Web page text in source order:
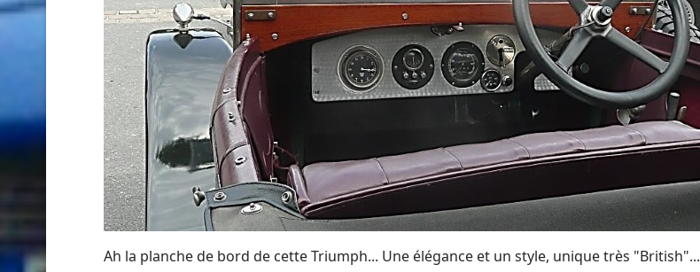
Ah la planche de bord de cette Triumph... Une élégance et un style, unique très "British"...